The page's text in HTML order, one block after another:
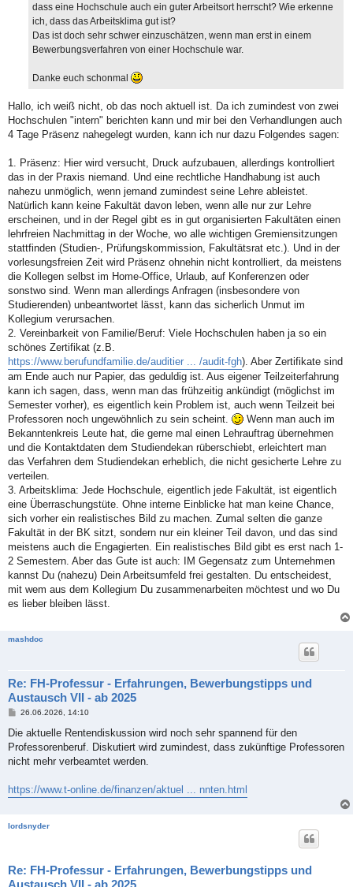
dass eine Hochschule auch ein guter Arbeitsort herrscht? Wie erkenne
ich, dass das Arbeitsklima gut ist?
Das ist doch sehr schwer einzuschätzen, wenn man erst in einem
Bewerbungsverfahren von einer Hochschule war.
Danke euch schonmal
Hallo, ich weiß nicht, ob das noch aktuell ist. Da ich zumindest von zwei
Hochschulen "intern" berichten kann und mir bei den Verhandlungen auch
4 Tage Präsenz nahegelegt wurden, kann ich nur dazu Folgendes sagen:
1. Präsenz: Hier wird versucht, Druck aufzubauen, allerdings kontrolliert
das in der Praxis niemand. Und eine rechtliche Handhabung ist auch
nahezu unmöglich, wenn jemand zumindest seine Lehre ableistet.
Natürlich kann keine Fakultät davon leben, wenn alle nur zur Lehre
erscheinen, und in der Regel gibt es in gut organisierten Fakultäten einen
lehrfreien Nachmittag in der Woche, wo alle wichtigen Gremiensitzungen
stattfinden (Studien-, Prüfungskommission, Fakultätsrat etc.). Und in der
vorlesungsfreien Zeit wird Präsenz ohnehin nicht kontrolliert, da meistens
die Kollegen selbst im Home-Office, Urlaub, auf Konferenzen oder
sonstwo sind. Wenn man allerdings Anfragen (insbesondere von
Studierenden) unbeantwortet lässt, kann das sicherlich Unmut im
Kollegium verursachen.
2. Vereinbarkeit von Familie/Beruf: Viele Hochschulen haben ja so ein
schönes Zertifikat (z.B.
https://www.berufundfamilie.de/auditier ... /audit-fgh). Aber Zertifikate sind
am Ende auch nur Papier, das geduldig ist. Aus eigener Teilzeiterfahrung
kann ich sagen, dass, wenn man das frühzeitig ankündigt (möglichst im
Semester vorher), es eigentlich kein Problem ist, auch wenn Teilzeit bei
Professoren noch ungewöhnlich zu sein scheint.
Wenn man auch im
Bekanntenkreis Leute hat, die gerne mal einen Lehrauftrag übernehmen
und die Kontaktdaten dem Studiendekan rüberschiebt, erleichtert man
das Verfahren dem Studiendekan erheblich, die nicht gesicherte Lehre zu
verteilen.
3. Arbeitsklima: Jede Hochschule, eigentlich jede Fakultät, ist eigentlich
eine Überraschungstüte. Ohne interne Einblicke hat man keine Chance,
sich vorher ein realistisches Bild zu machen. Zumal selten die ganze
Fakultät in der BK sitzt, sondern nur ein kleiner Teil davon, und das sind
meistens auch die Engagierten. Ein realistisches Bild gibt es erst nach 1-
2 Semestern. Aber das Gute ist auch: IM Gegensatz zum Unternehmen
kannst Du (nahezu) Dein Arbeitsumfeld frei gestalten. Du entscheidest,
mit wem aus dem Kollegium Du zusammenarbeiten möchtest und wo Du
es lieber bleiben lässt.
mashdoc
Re: FH-Professur - Erfahrungen, Bewerbungstipps und
Austausch VII - ab 2025
B
i
r
a
26.06.2026, 14:10
Die aktuelle Rentendiskussion wird noch sehr spannend für den
Professorenberuf. Diskutiert wird zumindest, dass zukünftige Professoren
nicht mehr verbeamtet werden.
https://www.t-online.de/finanzen/aktuel ... nnten.html
lordsnyder
Re: FH-Professur - Erfahrungen, Bewerbungstipps und